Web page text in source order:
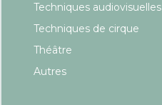
Techniques audiovisuelles
Techniques de cirque
Théâtre
Autres